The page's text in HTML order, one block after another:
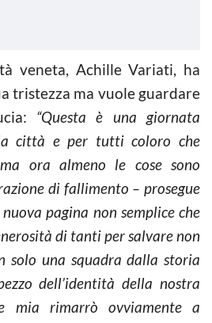
veneta, Achille Variati, ha
tristezza ma vuole guardare
“Questa è una giornata
città e per tutti coloro che
ora almeno le cose sono
di fallimento – prosegue
pagina non semplice che
di tanti per salvare non
solo una squadra dalla storia
dell’identità della nostra
mia rimarrò ovviamente a